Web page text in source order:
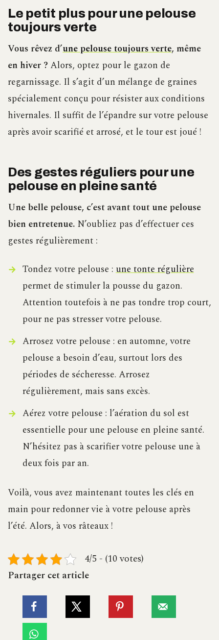
Le petit plus pour une pelouse
toujours verte
Vous rêvez d’une pelouse toujours verte, même
en hiver ?Alors, optez pour le gazon de
regarnissage. Il s’agit d’un mélange de graines
spécialement conçu pour résister aux conditions
hivernales. Il suffit de l’épandre sur votre pelouse
après avoir scarifié et arrosé, et le tour est joué !
Des gestes réguliers pour une
pelouse en pleine santé
Une belle pelouse, c’est avant tout une pelouse
bien entretenue. N’oubliez pas d’effectuer ces
gestes régulièrement :
Tondez votre pelouse :une tonte régulière
permet de stimuler la pousse du gazon.
Attention toutefois à ne pas tondre trop court,
pour ne pas stresser votre pelouse.
Arrosez votre pelouse : en automne, votre
pelouse a besoin d’eau, surtout lors des
périodes de sécheresse. Arrosez
régulièrement, mais sans excès.
Aérez votre pelouse : l’aération du sol est
essentielle pour une pelouse en pleine santé.
N’hésitez pas à scarifier votre pelouse une à
deux fois par an.
Voilà, vous avez maintenant toutes les clés en
main pour redonner vie à votre pelouse après
l’été. Alors, à vos râteaux !
4/5 - (10 votes)
Partager cet article